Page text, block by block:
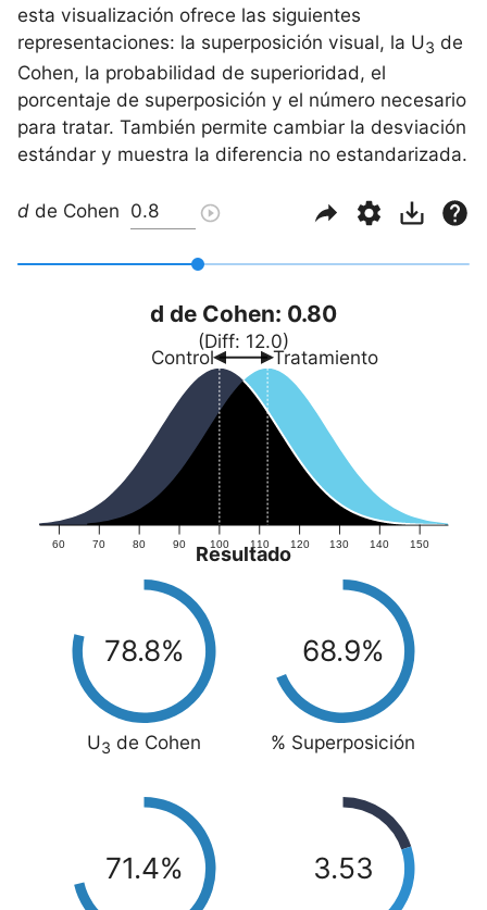
esta visualización ofrece las siguientes
representaciones: la superposición visual, la U3 de
Cohen, la probabilidad de superioridad, el
porcentaje de superposición y el número necesario
para tratar. También permite cambiar la desviación
estándar y muestra la diferencia no estandarizada.
d de Cohen
Resultado
d de Cohen: 0.80
(Diff: 12.0)
Control Tratamiento
60 70 80 90 100 110 120 130 140 150
78.8%
U3 de Cohen
68.9%
% Superposición
71.4% 3.53